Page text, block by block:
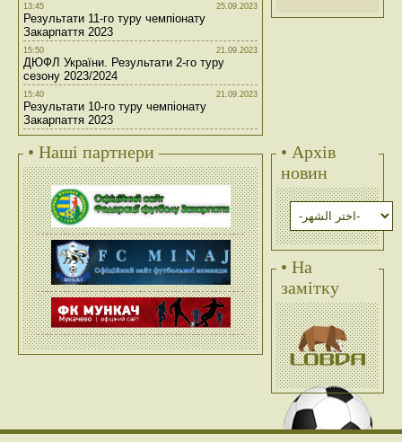
13:45 25.09.2023
Результати 11-го туру чемпіонату
Закарпаття 2023
15:50 21.09.2023
ДЮФЛ України. Результати 2-го туру
сезону 2023/2024
15:40 21.09.2023
Результати 10-го туру чемпіонату
Закарпаття 2023
• Наші партнери
• Архів
новин
• На
замітку